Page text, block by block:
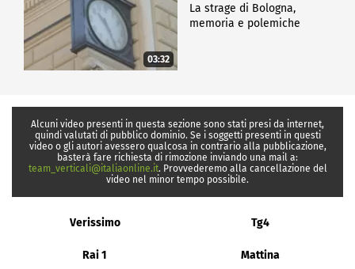
03:32
La strage di Bologna,
memoria e polemiche
Alcuni video presenti in questa sezione sono stati presi da internet,
quindi valutati di pubblico dominio. Se i soggetti presenti in questi
video o gli autori avessero qualcosa in contrario alla pubblicazione,
basterà fare richiesta di rimozione inviando una mail a:
team_verticali@italiaonline.it. Provvederemo alla cancellazione del
video nel minor tempo possibile.
Verissimo Tg4
Rai 1 Mattina